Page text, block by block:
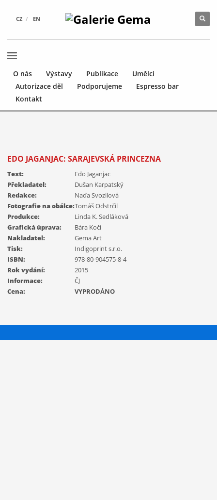
CZ EN
O nás Výstavy Publikace
Umělci
Autorizace děl
Podporujeme
Espresso bar
Kontakt
EDO JAGANJAC: SARAJEVSKÁ PRINCEZNA
Text:
Edo Jaganjac
Překladatel:
Dušan Karpatský
Redakce:
Naďa Svozilová
Fotografie na obálce:Tomáš Odstrčil
Produkce:
Linda K. Sedláková
Grafická úprava:
Bára Kočí
Nakladatel:
Gema Art
Tisk:
Indigoprint s.r.o.
ISBN:
978-80-904575-8-4
Rok vydání:
2015
Informace:
ČJ
Cena:
VYPRODÁNO